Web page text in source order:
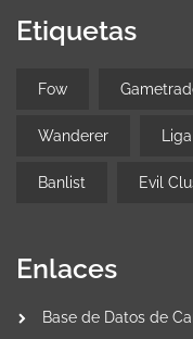
Etiquetas
Fow
Wanderer
Banlist Evil
Enlaces
Base de Datos de